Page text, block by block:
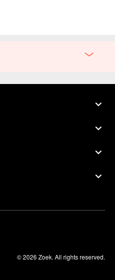
© 2026 Zoek. All rights reserved.